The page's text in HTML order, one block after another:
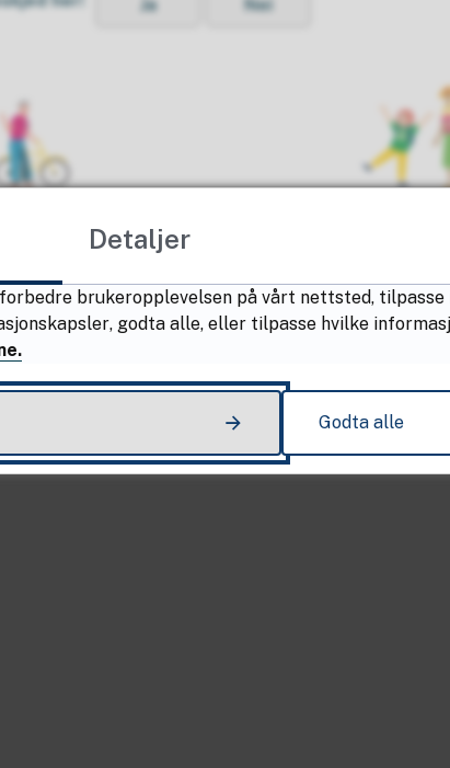
Ja Nei
Detaljer
brukeropplevelsen på vårt nettsted,
godta alle, eller tilpasse hvilke
Godta alle